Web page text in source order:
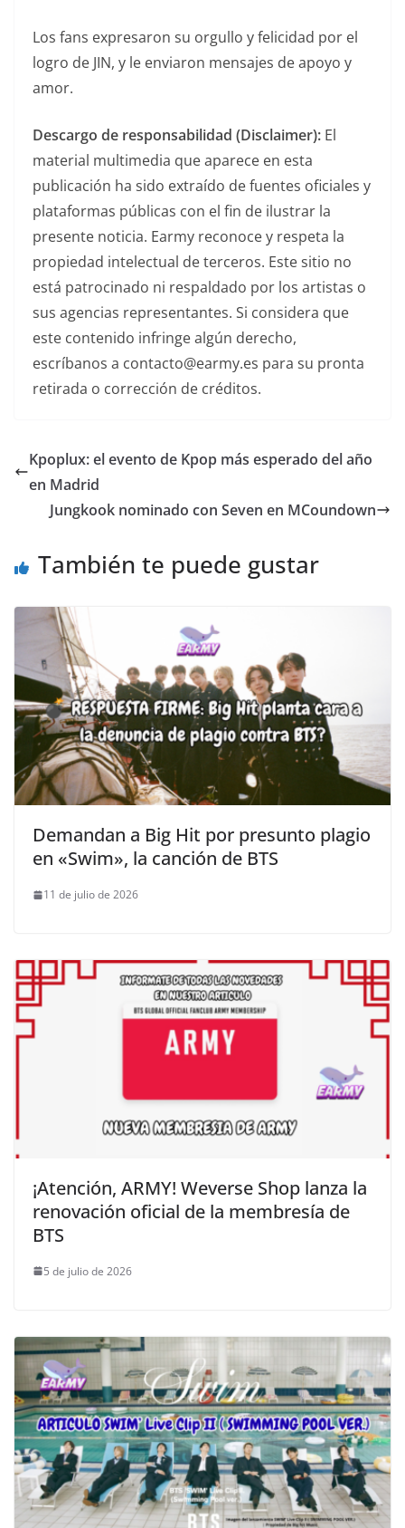
Los fans expresaron su orgullo y felicidad por el
logro de JIN, y le enviaron mensajes de apoyo y
amor.
Descargo de responsabilidad (Disclaimer): El
material multimedia que aparece en esta
publicación ha sido extraído de fuentes oficiales y
plataformas públicas con el fin de ilustrar la
presente noticia. Earmy reconoce y respeta la
propiedad intelectual de terceros. Este sitio no
está patrocinado ni respaldado por los artistas o
sus agencias representantes. Si considera que
este contenido infringe algún derecho,
escríbanos a contacto@earmy.es para su pronta
retirada o corrección de créditos.
Kpoplux: el evento de Kpop más esperado del año
en Madrid
Jungkook nominado con Seven en MCoundown
También te puede gustar
Demandan a Big Hit por presunto plagio
en «Swim», la canción de BTS
11 de julio de 2026
¡Atención, ARMY! Weverse Shop lanza la
renovación oficial de la membresía de
BTS
5 de julio de 2026